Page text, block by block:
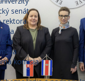
senát
rektora
komisia